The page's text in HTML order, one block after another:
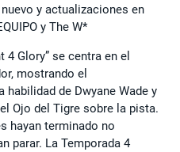
y actualizaciones en
y The W*
4 Glory” se centra en el
mostrando el
de Dwyane Wade y
Ojo del Tigre sobre la pista.
hayan terminado no
parar. La Temporada 4